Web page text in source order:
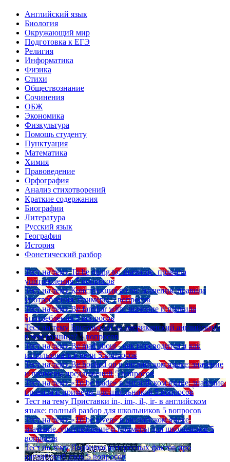
Английский язык
Биология
Окружающий мир
Подготовка к ЕГЭ
Религия
Информатика
Физика
Стихи
Обществознание
Сочинения
ОБЖ
Экономика
Физкультура
Помощь студенту
Пунктуация
Математика
Химия
Правоведение
Орфография
Анализ стихотворений
Краткие содержания
Биографии
Литература
Русский язык
География
История
Фонетический разбор
Тест на тему To be going to: значение, правила
употребления 5 вопросов
Тест на тему Конструкция go on: значения, правила
употребления, примеры 5 вопросов
Тест на тему Be familiar with: значение и правила
употребления 5 вопросов
Тест на тему Британский vs американский английский:
в чем разница? 5 вопросов
Тест на тему Be mad about - как переводится и как
использовать в речи 5 вопросов
Тест на тему Be hooked on в английском языке: значение
и примеры предложений 5 вопросов
Тест на тему «To be made» в английском языке: значение,
правила и примеры для школьников 5 вопросов
Тест на тему Приставки in-, im-, il-, ir- в английском
языке: полный разбор для школьников 5 вопросов
Тест на тему «To be given» в английском языке:
значение, употребление и примеры для школьников 5
вопросов
Тест на тему Подборка интересных фактов про
английский язык 5 вопросов